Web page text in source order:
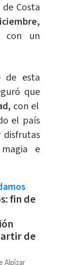
Costa
con un
de esta
que
con el
el país
disfrutas
e
fin de
de
Alpízar